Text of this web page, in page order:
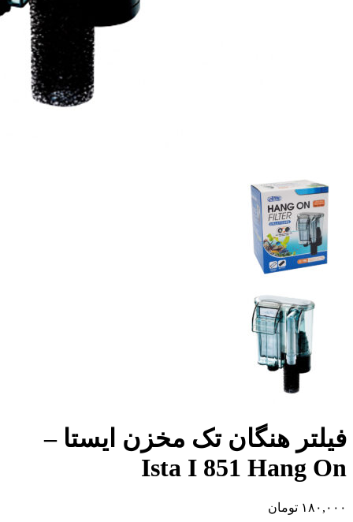
فیلتر هنگان تک مخزن ایستا –
Ista I 851 Hang On
۱۸۰,۰۰۰ تومان